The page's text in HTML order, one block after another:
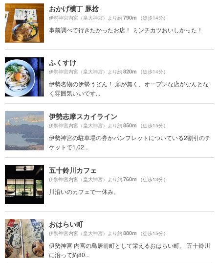
おかげ横丁 豚捨
伊勢神宮内宮（皇大神宮）より約790m （徒歩14分）
事前調べで行きたかったお店！ ミンチカツおいしかった！
ふくすけ
伊勢神宮内宮（皇大神宮）より約820m （徒歩14分）
伊勢名物の伊勢うどん！ 扉が無く、オープンな店がなんとな
く雰囲気いいです...
伊勢志摩スカイライン
伊勢神宮内宮（皇大神宮）より約850m （徒歩15分）
伊勢神宮の駐車場の券かパンフレットについている2割引のチ
ケットで1,02...
五十鈴川カフェ
伊勢神宮内宮（皇大神宮）より約760m （徒歩13分）
川沿いのカフェで一休み。
おはらい町
伊勢神宮内宮（皇大神宮）より約880m （徒歩15分）
伊勢神宮 内宮の鳥居前町として栄えるおはらい町。 五十鈴川
に沿って約80...